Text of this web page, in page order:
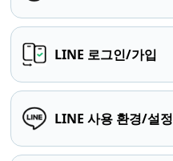
LINE 로그인/가입
LINE 사용 환경/설정